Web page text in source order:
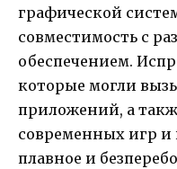
графической
совместимость с
обеспечением.
которые могли
приложений, а
современных игр и
плавное и